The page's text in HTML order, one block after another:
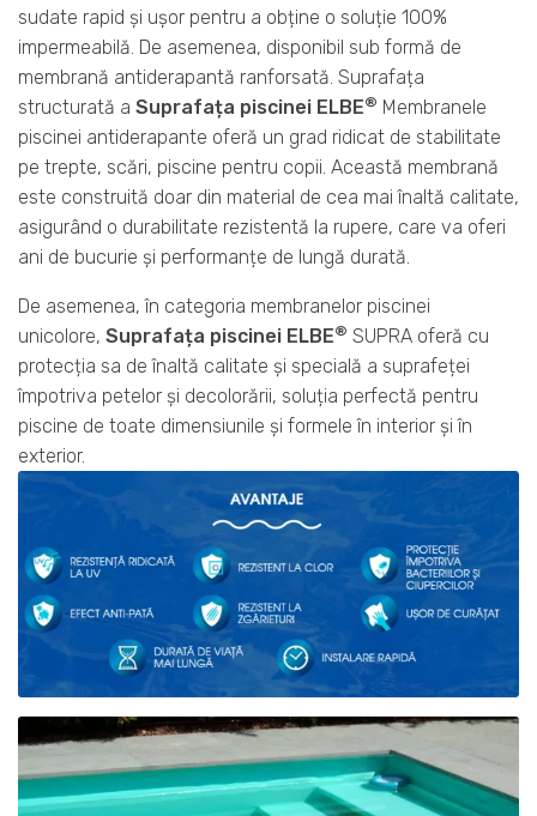
sudate rapid și ușor pentru a obține o soluție 100%
impermeabilă. De asemenea, disponibil sub formă de
membrană antiderapantă ranforsată. Suprafața
structurată a Suprafața piscinei ELBE® Membranele
piscinei antiderapante oferă un grad ridicat de stabilitate
pe trepte, scări, piscine pentru copii. Această membrană
este construită doar din material de cea mai înaltă calitate,
asigurând o durabilitate rezistentă la rupere, care va oferi
ani de bucurie și performanțe de lungă durată.
De asemenea, în categoria membranelor piscinei
unicolore, Suprafața piscinei ELBE® SUPRA oferă cu
protecția sa de înaltă calitate și specială a suprafeței
împotriva petelor și decolorării, soluția perfectă pentru
piscine de toate dimensiunile și formele în interior și în
exterior.